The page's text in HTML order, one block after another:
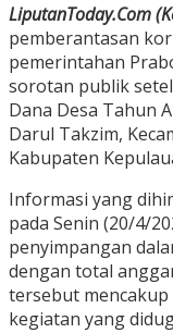
LiputanToday.Com
pemberantasan
pemerintahan
sorotan publik
Dana Desa Tahun
Darul Takzim,
Kabupaten
Informasi yang
pada Senin (20/4/
penyimpangan
dengan total
tersebut
kegiatan yang